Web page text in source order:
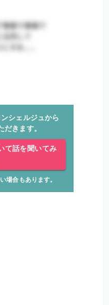
シェルジュから
だきます。
て話を聞いてみ
場合もあります。